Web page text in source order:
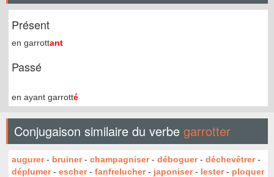
Présent
en garrottant
Passé
en ayant garrotté
Conjugaison similaire du verbe garrotter
augurer- bruiner- champagniser- déboguer- déchevêtrer-
déplumer- escher- fanfrelucher- japoniser- lester- ploquer